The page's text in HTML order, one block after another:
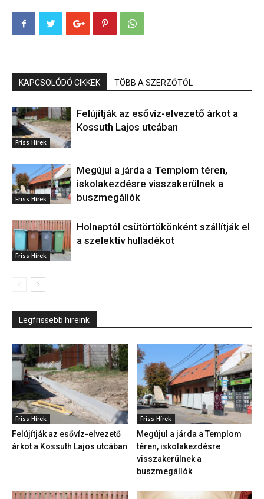
KAPCSOLÓDÓ CIKKEK TÖBB A SZERZŐTŐL
Friss Hírek
Felújítják az esővíz-elvezető árkot a
Kossuth Lajos utcában
Friss Hírek
Megújul a járda a Templom téren,
iskolakezdésre visszakerülnek a
buszmegállók
Friss Hírek
Holnaptól csütörtökönként szállítják el
a szelektív hulladékot
Legfrissebb hireink
Friss Hírek
Felújítják az esővíz-elvezető
árkot a Kossuth Lajos utcában
Friss Hírek
Megújul a járda a Templom
téren, iskolakezdésre
visszakerülnek a
buszmegállók